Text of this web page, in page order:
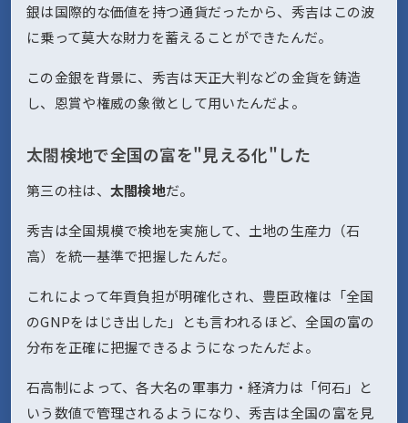
銀は国際的な価値を持つ通貨だったから、秀吉はこの波
に乗って莫大な財力を蓄えることができたんだ。
この金銀を背景に、秀吉は天正大判などの金貨を鋳造
し、恩賞や権威の象徴として用いたんだよ。
太閤検地で全国の富を"見える化"した
第三の柱は、 太閤検地だ。
秀吉は全国規模で検地を実施して、土地の生産力（石
高）を統一基準で把握したんだ。
これによって年貢負担が明確化され、豊臣政権は「全国
のGNPをはじき出した」とも言われるほど、全国の富の
分布を正確に把握できるようになったんだよ。
石高制によって、各大名の軍事力・経済力は「何石」と
いう数値で管理されるようになり、秀吉は全国の富を見